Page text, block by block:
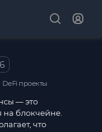
DeFi проекты
— это
на блокчейне.
что